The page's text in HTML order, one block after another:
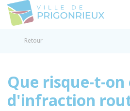
Retour
Que risque-t-on
d'infraction